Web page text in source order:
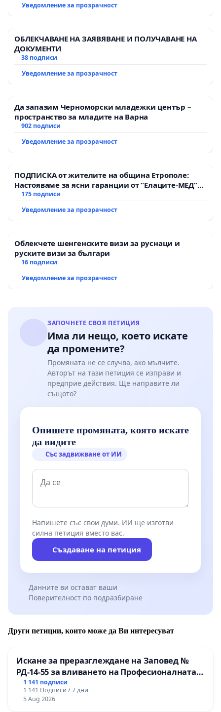
Мирово - к.к. Момин проход
Уведомление за прозрачност
ОБЛЕКЧАВАНЕ НА ЗАЯВЯВАНЕ И ПОЛУЧАВАНЕ НА
ДОКУМЕНТИ
38 подписи
Уведомление за прозрачност
Да запазим Черноморски младежки център –
пространство за младите на Варна
902 подписи
Уведомление за прозрачност
ПОДПИСКА от жителите на община Етрополе:
Настояваме за ясни гаранции от “Елаците-МЕД”
АД и от държавата, че ще се изпълнят всички
175 подписи
Уведомление за прозрачност
Облекчете шенгенските визи за руснаци и
руските визи за българи
16 подписи
Уведомление за прозрачност
ЗАПОЧНЕТЕ СВОЯ ПЕТИЦИЯ
Има ли нещо, което искате
да промените?
Промяната не се случва, ако мълчите.
Авторът на тази петиция се изправи и
предприе действия. Ще направите ли
същото?
Опишете промяната, която искате
да видите
Със задвижване от ИИ
Напишете със свои думи. ИИ ще изготви
силна петиция вместо вас.
Създаване на петиция
Данните ви остават ваши
Поверителност по подразбиране
Други петиции, които може да Ви интересуват
Искане за преразглеждане на Заповед №
РД-14-55 за вливането на Професионалната
гимназия по промишлени технологии в
Професионалната гимназия по икономика и
мениджмънт – гр. Пазарджик
1 141 подписи
1 141 Подписи / 7 дни
5 Aug 2026